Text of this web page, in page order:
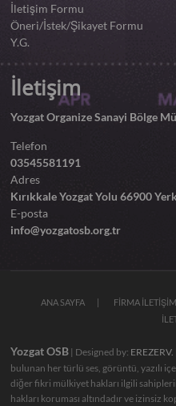
İletişim Formu
Öneri/İstek/Şikayet Formu
Y.G.
İletişim
Yozgat Organize Sanayi Bölge
Telefon
03545581191
Adres
Kırıkkale Yozgat Yolu 66900
E-posta
info@yozgatosb.org.tr
ANA SAYFA FİRMA
Yozgat OSB | Designed by: EREZERV.
bulunan her türlü ses, görüntü, yazılı
diğer fikri mülkiyet hakları ilgili
hakları koruması altındadır ve izinsiz